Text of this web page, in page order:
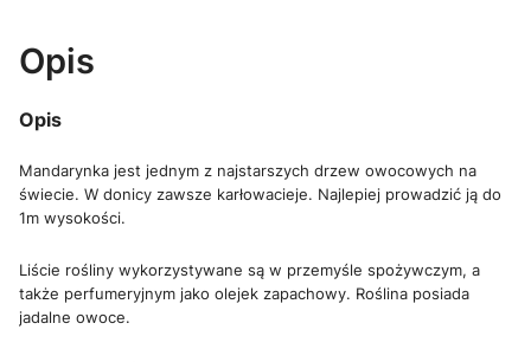
Opis
Opis
Mandarynka jest jednym z najstarszych drzew owocowych na
świecie. W donicy zawsze karłowacieje. Najlepiej prowadzić ją do
1m wysokości.
Liście rośliny wykorzystywane są w przemyśle spożywczym, a
także perfumeryjnym jako olejek zapachowy. Roślina posiada
jadalne owoce.